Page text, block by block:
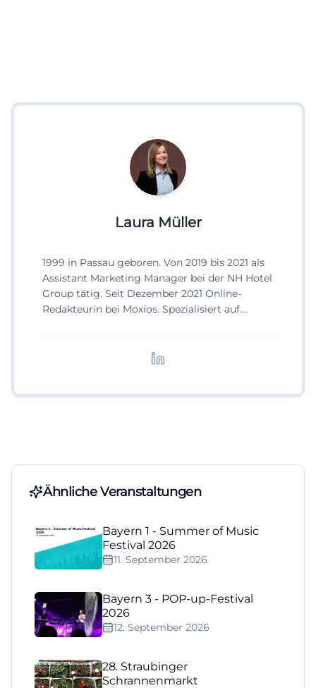
Laura Müller
1999 in Passau geboren. Von 2019 bis 2021 als
Assistant Marketing Manager bei der NH Hotel
Group tätig. Seit Dezember 2021 Online-
Redakteurin bei Moxios. Spezialisiert auf
Ähnliche Veranstaltungen
Bayern 1 - Summer of Music
Festival 2026
11. September 2026
Bayern 3 - POP-up-Festival
2026
12. September 2026
28. Straubinger
Schrannenmarkt